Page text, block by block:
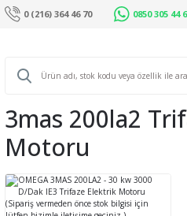
0 (216) 364 46 70 0850 305 44
3mas 200la2
Motoru